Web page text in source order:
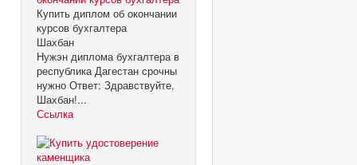
Купить диплом об окончании
курсов бухгалтера
Шахбан
Нужэн диплома бухгалтера в
республика Дагестан срочны
нужно Ответ: Здравствуйте,
Шахбан!...
Ссылка